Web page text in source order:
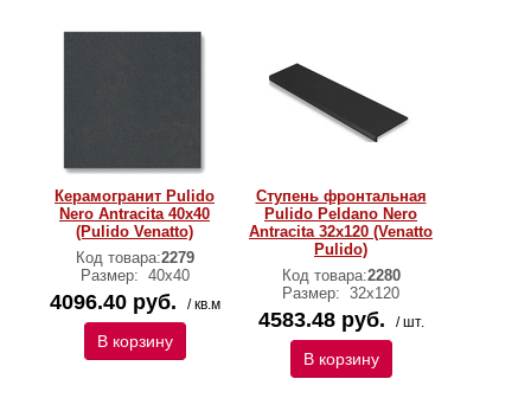
Керамогранит Pulido
Nero Antracita 40х40
(Pulido Venatto)
Код товара:2279
Размер: 40х40
4096.40 руб. / кв.м
В корзину
Ступень фронтальная
Pulido Peldano Nero
Antracita 32х120 (Venatto
Pulido)
Код товара:2280
Размер: 32х120
4583.48 руб. / шт.
В корзину